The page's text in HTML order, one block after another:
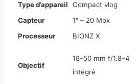
Type d’appareil
Compact vlog
Capteur
1″ – 20 Mpx
Processeur
BIONZ X
Objectif
18–50 mm f/1.8–4
intégré